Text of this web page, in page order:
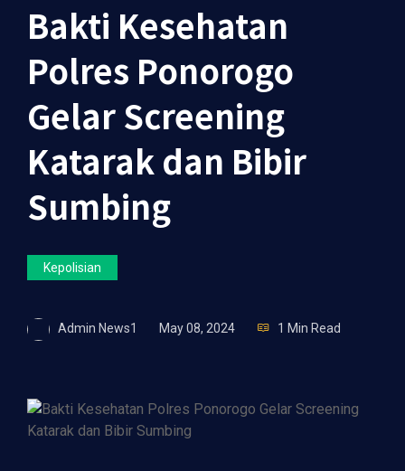
Bakti Kesehatan
Polres Ponorogo
Gelar Screening
Katarak dan Bibir
Sumbing
Kepolisian
Admin News1 May 08, 2024 1 Min Read